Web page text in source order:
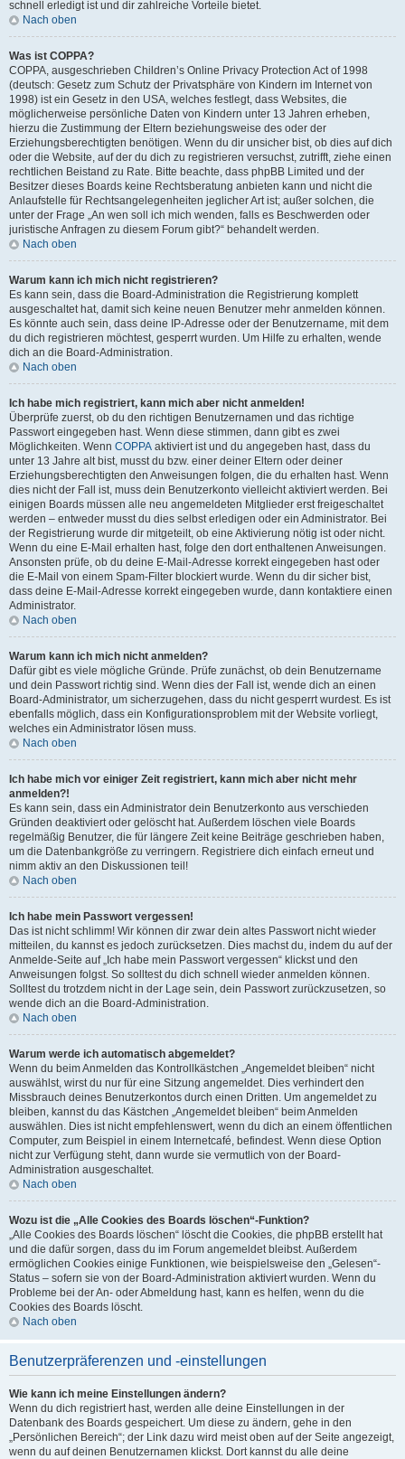
schnell erledigt ist und dir zahlreiche Vorteile bietet.
Nach oben
Was ist COPPA?
COPPA, ausgeschrieben Children’s Online Privacy Protection Act of 1998
(deutsch: Gesetz zum Schutz der Privatsphäre von Kindern im Internet von
1998) ist ein Gesetz in den USA, welches festlegt, dass Websites, die
möglicherweise persönliche Daten von Kindern unter 13 Jahren erheben,
hierzu die Zustimmung der Eltern beziehungsweise des oder der
Erziehungsberechtigten benötigen. Wenn du dir unsicher bist, ob dies auf dich
oder die Website, auf der du dich zu registrieren versuchst, zutrifft, ziehe einen
rechtlichen Beistand zu Rate. Bitte beachte, dass phpBB Limited und der
Besitzer dieses Boards keine Rechtsberatung anbieten kann und nicht die
Anlaufstelle für Rechtsangelegenheiten jeglicher Art ist; außer solchen, die
unter der Frage „An wen soll ich mich wenden, falls es Beschwerden oder
juristische Anfragen zu diesem Forum gibt?“ behandelt werden.
Nach oben
Warum kann ich mich nicht registrieren?
Es kann sein, dass die Board-Administration die Registrierung komplett
ausgeschaltet hat, damit sich keine neuen Benutzer mehr anmelden können.
Es könnte auch sein, dass deine IP-Adresse oder der Benutzername, mit dem
du dich registrieren möchtest, gesperrt wurden. Um Hilfe zu erhalten, wende
dich an die Board-Administration.
Nach oben
Ich habe mich registriert, kann mich aber nicht anmelden!
Überprüfe zuerst, ob du den richtigen Benutzernamen und das richtige
Passwort eingegeben hast. Wenn diese stimmen, dann gibt es zwei
Möglichkeiten. Wenn COPPA aktiviert ist und du angegeben hast, dass du
unter 13 Jahre alt bist, musst du bzw. einer deiner Eltern oder deiner
Erziehungsberechtigten den Anweisungen folgen, die du erhalten hast. Wenn
dies nicht der Fall ist, muss dein Benutzerkonto vielleicht aktiviert werden. Bei
einigen Boards müssen alle neu angemeldeten Mitglieder erst freigeschaltet
werden – entweder musst du dies selbst erledigen oder ein Administrator. Bei
der Registrierung wurde dir mitgeteilt, ob eine Aktivierung nötig ist oder nicht.
Wenn du eine E-Mail erhalten hast, folge den dort enthaltenen Anweisungen.
Ansonsten prüfe, ob du deine E-Mail-Adresse korrekt eingegeben hast oder
die E-Mail von einem Spam-Filter blockiert wurde. Wenn du dir sicher bist,
dass deine E-Mail-Adresse korrekt eingegeben wurde, dann kontaktiere einen
Administrator.
Nach oben
Warum kann ich mich nicht anmelden?
Dafür gibt es viele mögliche Gründe. Prüfe zunächst, ob dein Benutzername
und dein Passwort richtig sind. Wenn dies der Fall ist, wende dich an einen
Board-Administrator, um sicherzugehen, dass du nicht gesperrt wurdest. Es ist
ebenfalls möglich, dass ein Konfigurationsproblem mit der Website vorliegt,
welches ein Administrator lösen muss.
Nach oben
Ich habe mich vor einiger Zeit registriert, kann mich aber nicht mehr
anmelden?!
Es kann sein, dass ein Administrator dein Benutzerkonto aus verschieden
Gründen deaktiviert oder gelöscht hat. Außerdem löschen viele Boards
regelmäßig Benutzer, die für längere Zeit keine Beiträge geschrieben haben,
um die Datenbankgröße zu verringern. Registriere dich einfach erneut und
nimm aktiv an den Diskussionen teil!
Nach oben
Ich habe mein Passwort vergessen!
Das ist nicht schlimm! Wir können dir zwar dein altes Passwort nicht wieder
mitteilen, du kannst es jedoch zurücksetzen. Dies machst du, indem du auf der
Anmelde-Seite auf „Ich habe mein Passwort vergessen“ klickst und den
Anweisungen folgst. So solltest du dich schnell wieder anmelden können.
Solltest du trotzdem nicht in der Lage sein, dein Passwort zurückzusetzen, so
wende dich an die Board-Administration.
Nach oben
Warum werde ich automatisch abgemeldet?
Wenn du beim Anmelden das Kontrollkästchen „Angemeldet bleiben“ nicht
auswählst, wirst du nur für eine Sitzung angemeldet. Dies verhindert den
Missbrauch deines Benutzerkontos durch einen Dritten. Um angemeldet zu
bleiben, kannst du das Kästchen „Angemeldet bleiben“ beim Anmelden
auswählen. Dies ist nicht empfehlenswert, wenn du dich an einem öffentlichen
Computer, zum Beispiel in einem Internetcafé, befindest. Wenn diese Option
nicht zur Verfügung steht, dann wurde sie vermutlich von der Board-
Administration ausgeschaltet.
Nach oben
Wozu ist die „Alle Cookies des Boards löschen“-Funktion?
„Alle Cookies des Boards löschen“ löscht die Cookies, die phpBB erstellt hat
und die dafür sorgen, dass du im Forum angemeldet bleibst. Außerdem
ermöglichen Cookies einige Funktionen, wie beispielsweise den „Gelesen“-
Status – sofern sie von der Board-Administration aktiviert wurden. Wenn du
Probleme bei der An- oder Abmeldung hast, kann es helfen, wenn du die
Cookies des Boards löscht.
Nach oben
Benutzerpräferenzen und -einstellungen
Wie kann ich meine Einstellungen ändern?
Wenn du dich registriert hast, werden alle deine Einstellungen in der
Datenbank des Boards gespeichert. Um diese zu ändern, gehe in den
„Persönlichen Bereich“; der Link dazu wird meist oben auf der Seite angezeigt,
wenn du auf deinen Benutzernamen klickst. Dort kannst du alle deine